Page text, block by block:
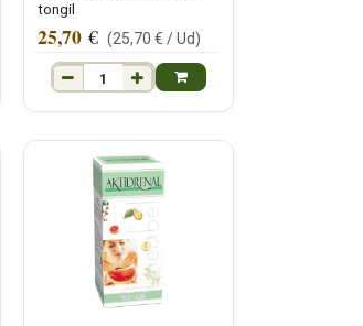
tongil
25,70€ (25,70 € /Ud)